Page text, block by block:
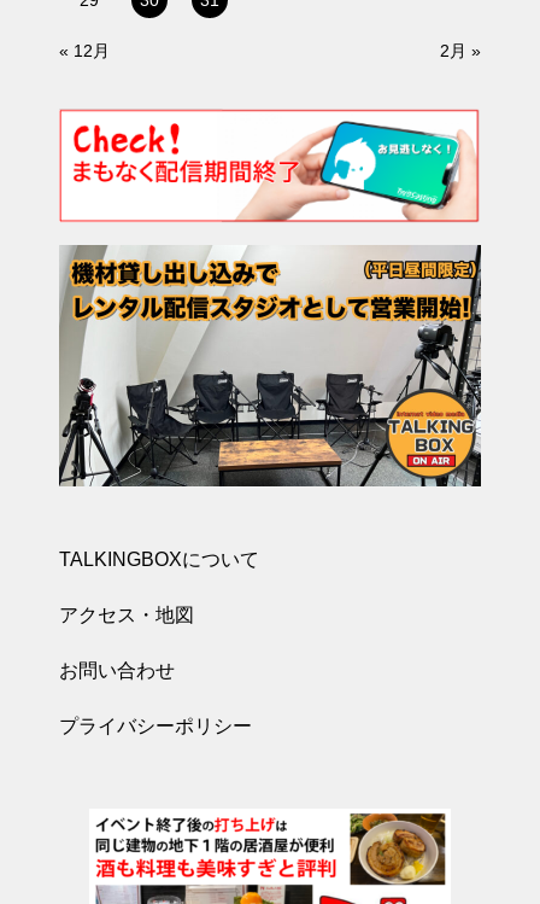
« 12月 2月 »
TALKINGBOXについて
アクセス・地図
お問い合わせ
プライバシーポリシー